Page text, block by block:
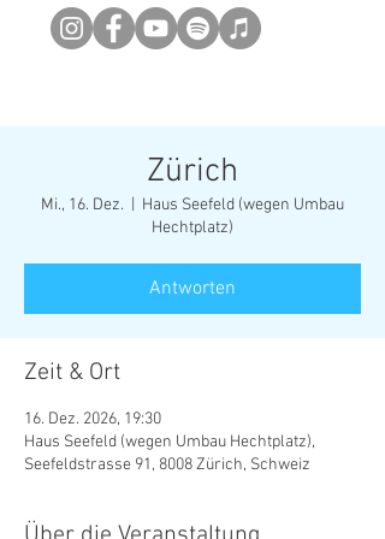
Zürich
Mi., 16. Dez.
Haus Seefeld (wegen Umbau
Hechtplatz)
Antworten
Zeit & Ort
16. Dez. 2026, 19:30
Haus Seefeld (wegen Umbau Hechtplatz),
Seefeldstrasse 91, 8008 Zürich, Schweiz